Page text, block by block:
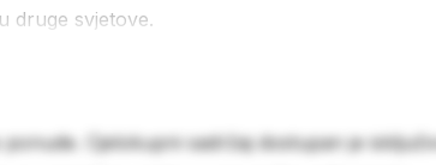
druge svjetove.
Cjelokupni sadržaj dostupan je